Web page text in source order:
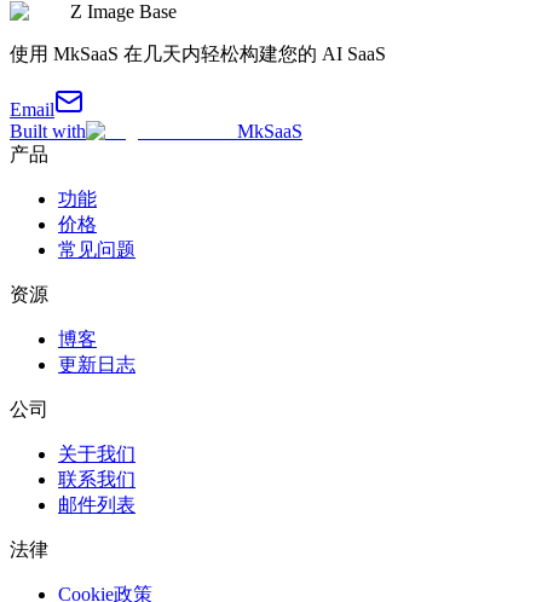
Z Image Base
使用 MkSaaS 在几天内轻松构建您的 AI SaaS
Email
Built with
MkSaaS
产品
功能
价格
常见问题
资源
博客
更新日志
公司
关于我们
联系我们
邮件列表
法律
Cookie政策